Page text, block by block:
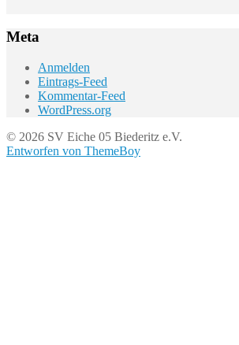
Meta
Anmelden
Eintrags-Feed
Kommentar-Feed
WordPress.org
© 2026 SV Eiche 05 Biederitz e.V.
Entworfen von ThemeBoy